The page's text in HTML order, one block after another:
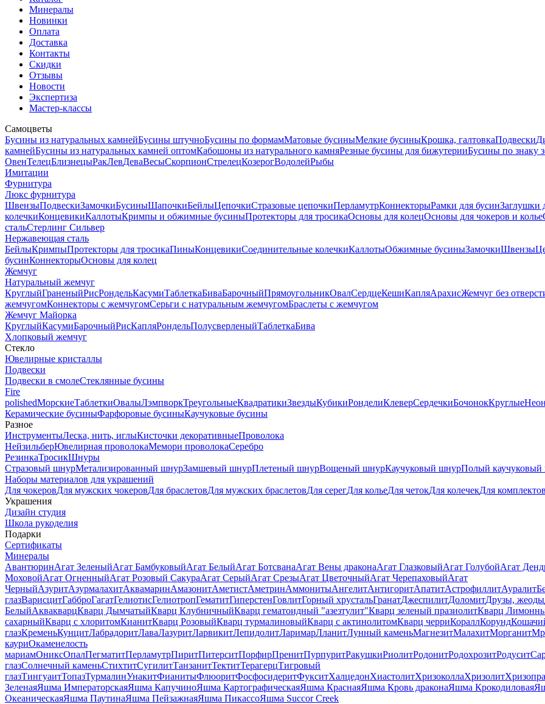
Минералы
Новинки
Оплата
Доставка
Контакты
Скидки
Отзывы
Новости
Экспертиза
Мастер-классы
Самоцветы
Бусины из натуральных камнейБусины штучноБусины по формамМатовые бусиныМелкие бусиныКрошка, галтовкаПодвески
камнейБусины из натуральных камней оптомКабошоны из натурального камняРезные бусины для бижутерииБусины по знаку
ОвенТелецБлизнецыРакЛевДеваВесыСкорпионСтрелецКозерогВодолейРыбы
Имитации
Фурнитура
Люкс фурнитура
ШвензыПодвескиЗамочкиБусиныШапочкиБейлыЦепочкиСтразовые цепочкиПерламутрКоннекторыРамки для бусинЗаглушки
колечкиКонцевикиКаллотыКримпы и обжимные бусиныПротекторы для тросикаОсновы для колецОсновы для чокеров и колье
стальСтерлинг Сильвер
Нержавеющая сталь
БейлыКримпыПротекторы для тросикаПиныКонцевикиСоединительные колечкиКаллотыОбжимные бусиныЗамочкиШвензы
бусинКоннекторыОсновы для колец
Жемчуг
Натуральный жемчуг
КруглыйГраненыйРисРондельКасумиТаблеткаБиваБарочныйПрямоугольникОвалСердцеКешиКапляАрахисЖемчуг без
жемчугомКоннекторы с жемчугомСерьги с натуральным жемчугомБраслеты с жемчугом
Жемчуг Майорка
КруглыйКасумиБарочныйРисКапляРондельПолусверленыйТаблеткаБива
Хлопковый жемчуг
Стекло
Ювелирные кристаллы
Подвески
Подвески в смолеСтеклянные бусины
Fire
polishedМорскиеТаблеткиОвалыЛэмпворкТреугольныеКвадратикиЗвездыКубикиРонделиКлеверСердечкиБочонокКруглые
Керамические бусиныФарфоровые бусиныКаучуковые бусины
Разное
ИнструментыЛеска, нить, иглыКисточки декоративныеПроволока
НейзильберЮвелирная проволокаМемори проволокаСеребро
РезинкаТросикШнуры
Стразовый шнурМетализированный шнурЗамшевый шнурПлетеный шнурВощеный шнурКаучуковый шнурПолый
Наборы материалов для украшений
Для чокеровДля мужских чокеровДля браслетовДля мужских браслетовДля серегДля кольеДля четокДля колечекДля
Украшения
Дизайн студия
Школа рукоделия
Подарки
Сертификаты
Минералы
АвантюринАгат ЗеленыйАгат БамбуковыйАгат БелыйАгат БотсванаАгат Вены драконаАгат ГлазковыйАгат ГолубойАгат
МоховойАгат ОгненныйАгат Розовый СакураАгат СерыйАгат СрезыАгат ЦветочныйАгат ЧерепаховыйАгат
ЧерныйАзуритАзурмалахитАквамаринАмазонитАметистАметринАммонитыАнгелитАнтигоритАпатитАстрофиллитАуралит
глазВарисцитГабброГагатГелиотисГелиотропГематитГиперстенГовлитГорный хрустальГранатДжеспилитДоломитДрузы, жеоды
БелыйАквакварцКварц ДымчатыйКварц КлубничныйКварц гематоидный "азезтулит"Кварц зеленый празиолитКварц
сахарныйКварц с хлоритомКианитКварц РозовыйКварц турмалиновыйКварц с актинолитомКварц черриКораллКорунд
глазКременьКунцитЛабрадоритЛаваЛазуритЛарвикитЛепидолитЛаримарЛланитЛунный каменьМагнезитМалахитМорганит
кауриОкаменелость
мариамОниксОпалПегматитПерламутрПиритПитерситПорфирПренитПурпуритРакушкиРиолитРодонитРодохрозитРодусит
глазСолнечный каменьСтихтитСугилитТанзанитТектитТерагерцТигровый
глазТингуаитТопазТурмалинУнакитФианитыФлюоритФосфосидеритФукситХалцедонХиастолитХризоколлаХризолит
ЗеленаяЯшма ИмператорскаяЯшма КапучиноЯшма КартографическаяЯшма КраснаяЯшма Кровь драконаЯшма Крокодиловая
ОкеаническаяЯшма ПаутинаЯшма ПейзажнаяЯшма ПикассоЯшма Succor Creek